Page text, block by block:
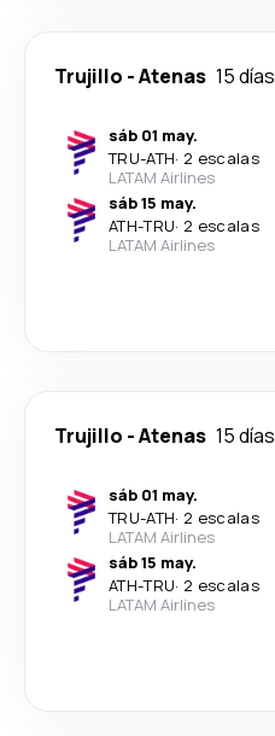
Trujillo -Atenas 15 días
sáb 01 may.
TRU-ATH· 2 escalas
LATAM Airlines
sáb 15 may.
ATH-TRU· 2 escalas
LATAM Airlines
Trujillo -Atenas 15 días
sáb 01 may.
TRU-ATH· 2 escalas
LATAM Airlines
sáb 15 may.
ATH-TRU· 2 escalas
LATAM Airlines